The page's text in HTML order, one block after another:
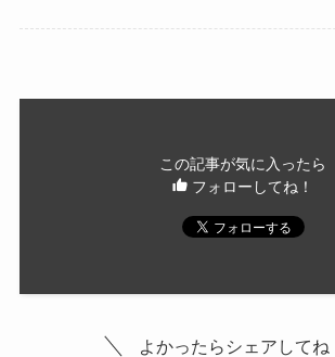
この記事が気に入ったら
フォローしてね！
よかったらシェアしてね